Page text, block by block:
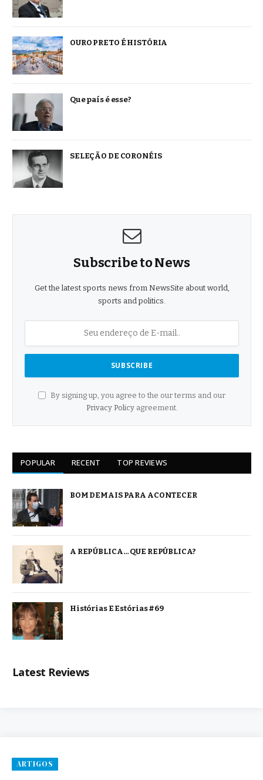
OURO PRETO É HISTÓRIA
Que país é esse?
SELEÇÃO DE CORONÉIS
Subscribe to News
Get the latest sports news from NewsSite about world,
sports and politics.
By signing up, you agree to the our terms and our
Privacy Policyagreement.
POPULAR RECENT TOP REVIEWS
BOM DEMAIS PARA ACONTECER
A REPÚBLICA… QUE REPÚBLICA?
Histórias E Estórias #69
Latest Reviews
ARTIGOS